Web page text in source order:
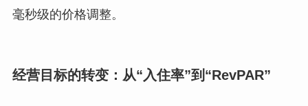
毫秒级的价格调整。
经营目标的转变：从“入住率”到“RevPAR”